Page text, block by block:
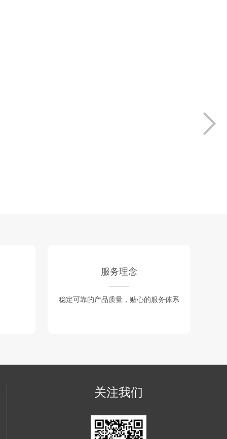
服务理念
稳定可靠的产品质量，贴心的服务体系
关注我们